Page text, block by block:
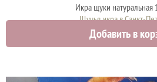
Икра щуки натуральная
Щучья икра в Санкт-
920 руб.
Добавить в